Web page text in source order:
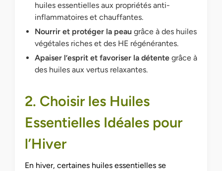
huiles essentielles aux propriétés anti-
inflammatoires et chauffantes.
Nourrir et protéger la peau grâce à des huiles
végétales riches et des HE régénérantes.
Apaiser l’esprit et favoriser la détente grâce à
des huiles aux vertus relaxantes.
2. Choisir les Huiles
Essentielles Idéales pour
l’Hiver
En hiver, certaines huiles essentielles se